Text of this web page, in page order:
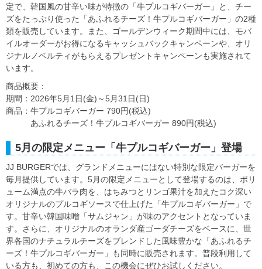
定で、韓国風の甘辛い味が特徴の「牛プルコギバーガー」と、チー
ズをたっぷり使った「あふれるチーズ！牛プルコギバーガー」の2種
類を販売しています。また、ゴールデンウィーク期間中には、モバ
イルオーダーがお得になるキャッシュバックキャンペーンや、オリ
ジナルノベルティがもらえるプレゼントキャンペーンも実施されて
います。
商品概要：
期間：2026年5月1日(金)～5月31日(日)
商品：牛プルコギバーガー 790円(税込)
あふれるチーズ！牛プルコギバーガー 890円(税込)
5月の限定メニュー「牛プルコギバーガー」登場
JJ BURGERでは、グランドメニューにはない特別な限定バーガーを
毎月提供しています。5月の限定メニューとして登場するのは、ボリ
ューム満点の牛バラ肉を、はちみつとリンゴ果汁を加えたコク深い
オリジナルのプルコギソースで仕上げた「牛プルコギバーガー」で
す。甘辛い韓国味噌「サムジャン」が味のアクセントとなっていま
す。さらに、オリジナルのオランダ産ゴーダチーズをベースに、世
界各国のナチュラルチーズをブレンドした風味豊かな「あふれるチ
ーズ！牛プルコギバーガー」も同時に販売されます。普段利用して
いる方も、初めての方も、この機会にぜひお試しください。